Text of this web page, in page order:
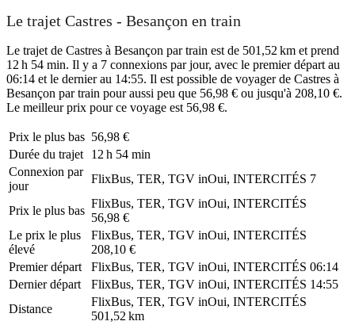
Le trajet Castres - Besançon en train
Le trajet de Castres à Besançon par train est de 501,52 km et prend
12 h 54 min. Il y a 7 connexions par jour, avec le premier départ au
06:14 et le dernier au 14:55. Il est possible de voyager de Castres à
Besançon par train pour aussi peu que 56,98 € ou jusqu'à 208,10 €.
Le meilleur prix pour ce voyage est 56,98 €.
Prix ​​le plus bas 56,98 €
Durée du trajet
12 h 54 min
Connexion par
jour
FlixBus, TER, TGV inOui, INTERCITÉS 7
Prix ​​le plus bas
FlixBus, TER, TGV inOui, INTERCITÉS
56,98 €
Le prix le plus
élevé
FlixBus, TER, TGV inOui, INTERCITÉS
208,10 €
Premier départ
FlixBus, TER, TGV inOui, INTERCITÉS 06:14
Dernier départ
FlixBus, TER, TGV inOui, INTERCITÉS 14:55
Distance
FlixBus, TER, TGV inOui, INTERCITÉS
501,52 km